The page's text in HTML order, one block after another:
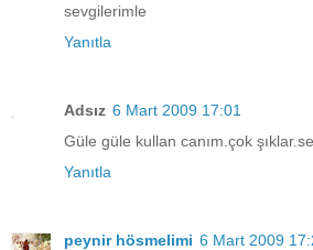
sevgilerimle
Yanıtla
Adsız 6 Mart 2009 17:01
Güle güle kullan canım.çok
Yanıtla
peynir hösmelimi 6 Mart 2009